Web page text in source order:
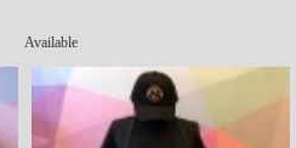
Available